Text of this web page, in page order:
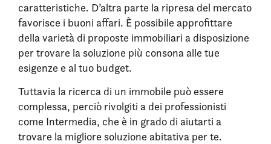
caratteristiche. D’altra parte la ripresa del mercato
favorisce i buoni affari. È possibile approfittare
della varietà di proposte immobiliari a disposizione
per trovare la soluzione più consona alle tue
esigenze e al tuo budget.
Tuttavia la ricerca di un immobile può essere
complessa, perciò rivolgiti a dei professionisti
come Intermedia, che è in grado di aiutarti a
trovare la migliore soluzione abitativa per te.